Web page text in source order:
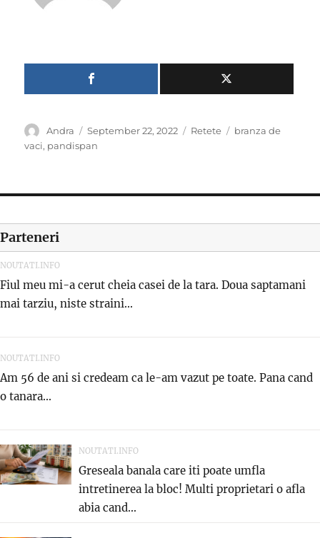
Author
Andra
Posted
on
September 22, 2022 Categories
Retete Tags
branza de
vaci, pandispan
Parteneri
NOUTATI.INFO
Fiul meu mi-a cerut cheia casei de la tara. Doua saptamani
mai tarziu, niste straini...
NOUTATI.INFO
Am 56 de ani si credeam ca le-am vazut pe toate. Pana cand
o tanara...
NOUTATI.INFO
Greseala banala care iti poate umfla
intretinerea la bloc! Multi proprietari o afla
abia cand...